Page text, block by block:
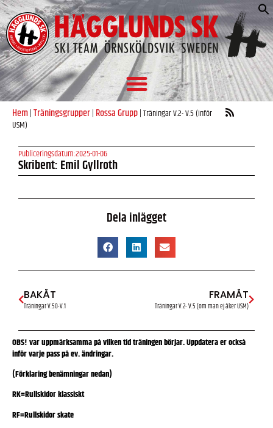
Hem|Träningsgrupper| Rossa Grupp|Träningar V.2- V.5 (inför
USM)
Publiceringsdatum:2025-01-06
Skribent: Emil Gyllroth
Dela inlägget
BAKÅT
Träningar V.50-V.1
FRAMÅT
Träningar V.2- V.5 (om man ej åker USM)
OBS! var uppmärksamma på vilken tid träningen börjar. Uppdatera er också
inför varje pass på ev. ändringar.
(Förklaring benämningar nedan)
RK=Rullskidor klassiskt
RF=Rullskidor skate